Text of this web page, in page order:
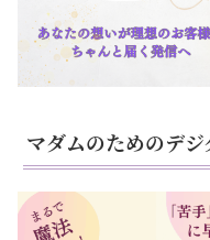
マダムのためのデ